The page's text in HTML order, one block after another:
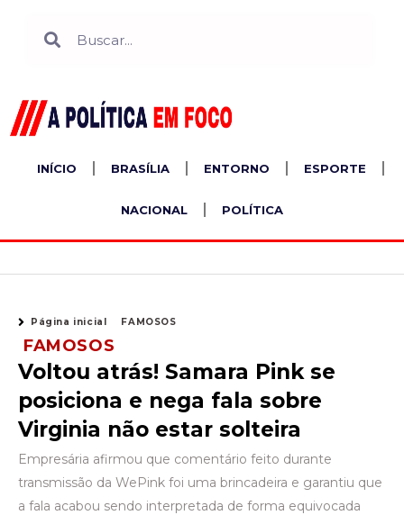
INÍCIO BRASÍLIA ENTORNO ESPORTE
NACIONAL POLÍTICA
Página inicial FAMOSOS
FAMOSOS
Voltou atrás! Samara Pink se
posiciona e nega fala sobre
Virginia não estar solteira
Empresária afirmou que comentário feito durante
transmissão da WePink foi uma brincadeira e garantiu que
a fala acabou sendo interpretada de forma equivocada